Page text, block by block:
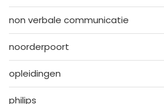
non verbale communicatie
noorderpoort
opleidingen
philips